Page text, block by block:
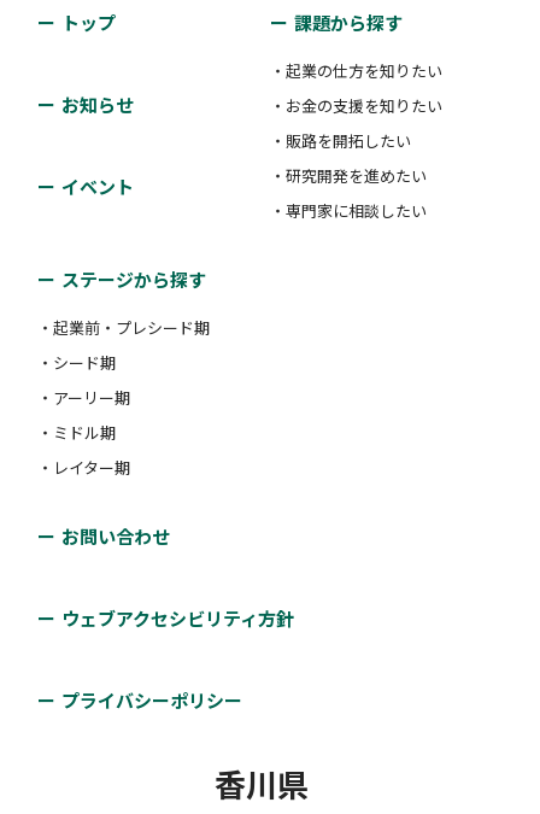
トップ
お知らせ
イベント
課題から探す
・起業の仕方を知りたい
・お金の支援を知りたい
・販路を開拓したい
・研究開発を進めたい
・専門家に相談したい
ステージから探す
・起業前・プレシード期
・シード期
・アーリー期
・ミドル期
・レイター期
お問い合わせ
ウェブアクセシビリティ方針
プライバシーポリシー
香川県